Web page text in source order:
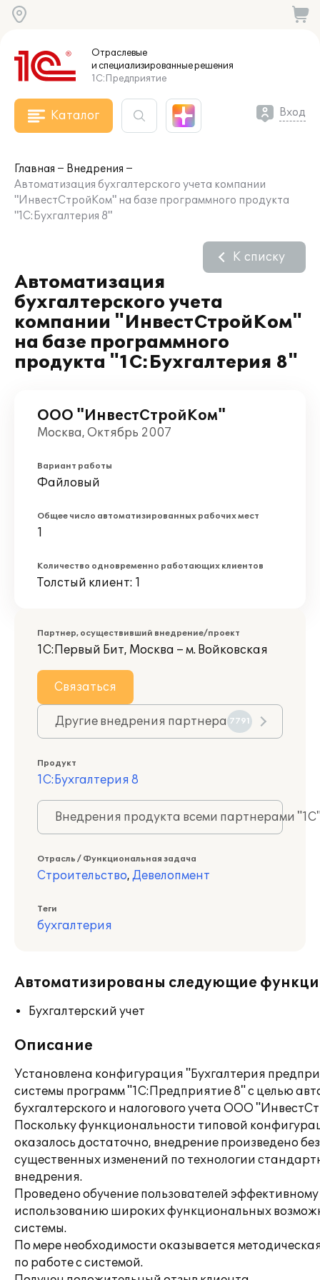
Отраслевые
и специализированныерешения
1С:Предприятие
Каталог Вход
Главная
Внедрения
Автоматизация бухгалтерского учета компании
"ИнвестСтройКом" на базе программного продукта
"1С:Бухгалтерия 8"
Автоматизация
бухгалтерского учета
компании "ИнвестСтройКом"
на базе программного
продукта "1С:Бухгалтерия 8"
К списку
ООО "ИнвестСтройКом"
Москва, Октябрь 2007
Вариант работы
Файловый
Общее число автоматизированных рабочих мест
1
Количество одновременно работающих клиентов
Толстый клиент: 1
Партнер, осуществивший внедрение/проект
1С:Первый Бит, Москва – м. Войковская
Связаться
Другие внедрения партнера 7791
Продукт
1С:Бухгалтерия 8
Внедрения продукта всеми партнерами
Отрасль / Функциональная задача
Строительство, Девелопмент
Теги
бухгалтерия
Автоматизированы следующие
Бухгалтерский учет
Описание
Установлена конфигурация "Бухгалтерия
системы программ "1С:Предприятие 8" с целью
бухгалтерского и налогового учета ООО
Поскольку функциональности типовой
оказалось достаточно, внедрение произведено без
существенных изменений по технологии
внедрения.
Проведено обучение пользователей эффективному
использованию широких функциональных
системы.
По мере необходимости оказывается
по работе с системой.